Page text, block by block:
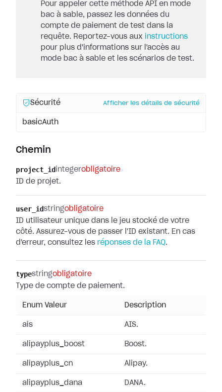
Pour appeler cette méthode API en mode
bac à sable, passez les données du
compte de paiement de test dans la
requête. Reportez-vous aux
instructions
pour plus d'informations sur l'accès au
mode bac à sable et les scénarios de test.
Sécurité Afficher les détails de sécurité
basicAuth
Chemin
project_id integerobligatoire
ID de projet.
user_idstringobligatoire
ID utilisateur unique dans le jeu stocké de votre
côté. Assurez-vous de passer l'ID existant. En cas
d'erreur, consultez les réponses de la FAQ.
typestringobligatoire
Type de compte de paiement.
Enum Valeur Description
ais AIS.
alipayplus_boost Boost.
alipayplus_cn Alipay.
alipayplus_dana DANA.